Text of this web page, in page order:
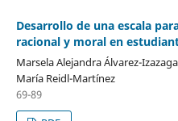
Desarrollo de una escala
racional y moral en
Marsela Alejandra Álvarez-
María Reidl-Martínez
69-89